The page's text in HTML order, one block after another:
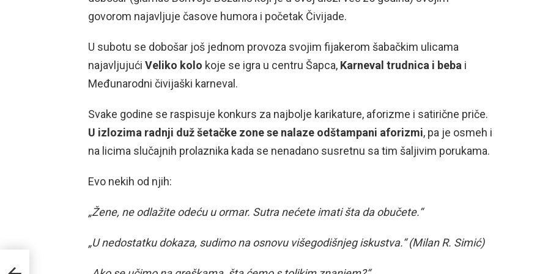
govorom najavljuje časove humora i početak Čivijade.
U subotu se dobošar još jednom provoza svojim fijakerom šabačkim ulicama
najavljujući Veliko kolo koje se igra u centru Šapca, Karneval trudnica i beba i
Međunarodni čivijaški karneval.
Svake godine se raspisuje konkurs za najbolje karikature, aforizme i satirične priče.
U izlozima radnji duž šetačke zone se nalaze odštampani aforizmi, pa je osmeh i
na licima slučajnih prolaznika kada se nenadano susretnu sa tim šaljivim porukama.
Evo nekih od njih:
„Žene, ne odlažite odeću u ormar. Sutra nećete imati šta da obučete.“
„U nedostatku dokaza, sudimo na osnovu višegodišnjeg iskustva.“ (Milan R. Simić)
za